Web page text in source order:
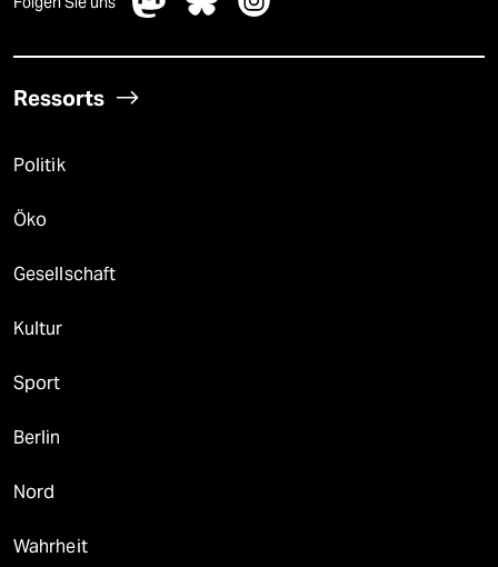
Ressorts
Politik
Öko
Gesellschaft
Kultur
Sport
Berlin
Nord
Wahrheit